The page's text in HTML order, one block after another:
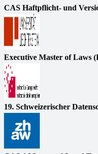
CAS Haftpflicht- und
Executive Master of Laws
19. Schweizerischer